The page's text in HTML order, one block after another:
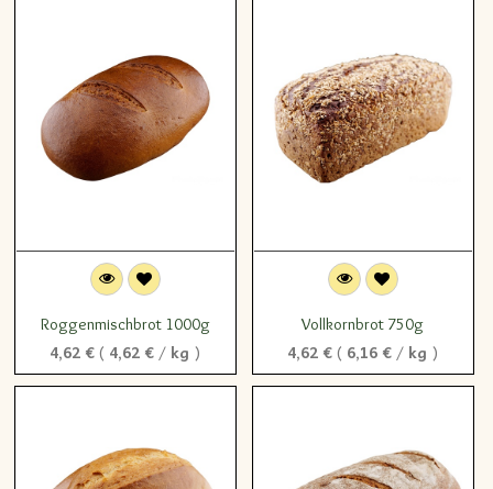
Roggenmischbrot 1000g
4,62 €( 4,62 € / kg )
Vollkornbrot 750g
4,62 €( 6,16 € / kg )